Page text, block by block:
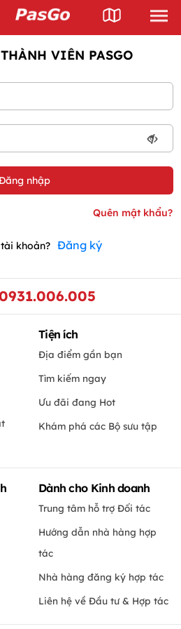
VIÊN PASGO
khoản? Đăng ký
Tiện ích
Địa điểm gần bạn
Tìm kiếm ngay
Ưu đãi đang Hot
Khám phá các Bộ sưu tập
Dành cho Kinh doanh
Trung tâm hỗ trợ Đối tác
Hướng dẫn nhà hàng hợp
tác
Nhà hàng đăng ký hợp tác
Liên hệ về Đầu tư & Hợp tác